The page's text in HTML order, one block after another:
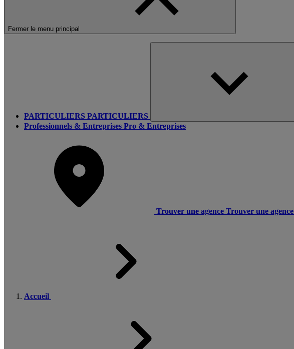
Fermer le menu principal
PARTICULIERS PARTICULIERS
Professionnels & Entreprises Pro & Entreprises
Trouver une agence Trouver une agence
Accueil